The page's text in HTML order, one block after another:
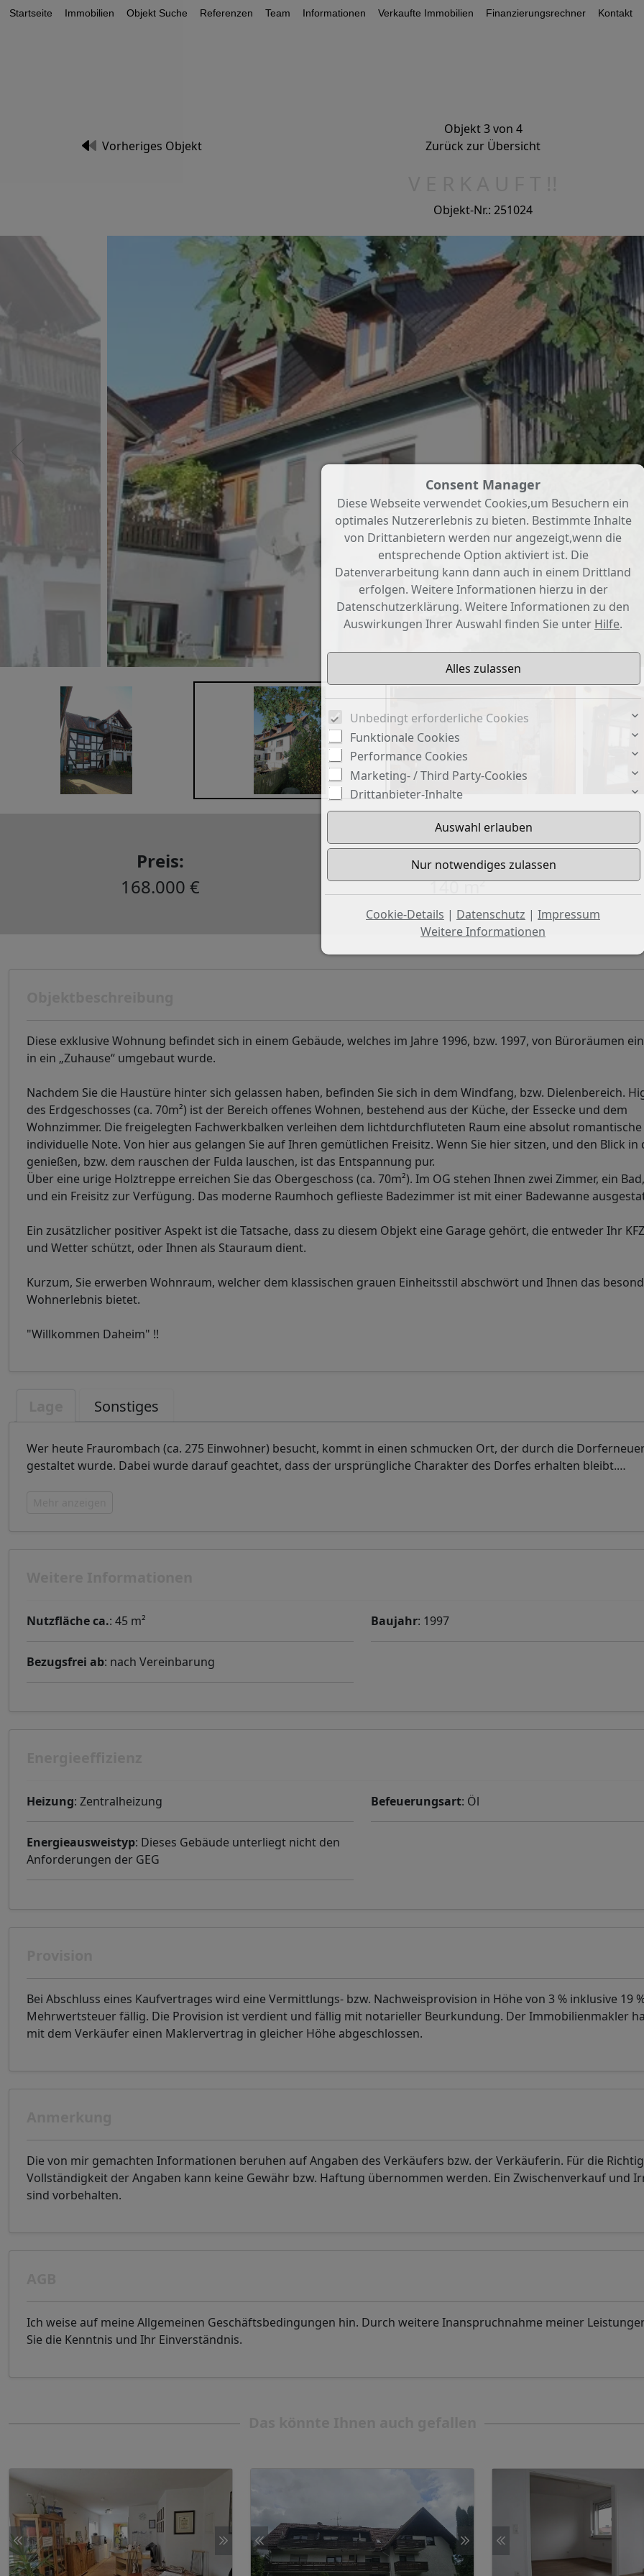
Startseite Immobilien Objekt Suche Referenzen Team Informationen Verkaufte Immobilien Finanzierungsrechner Kontakt
Objekt 3 von 4
Vorheriges Objekt Zurück zur Übersicht
Objekt-Nr.: 251024
Preis:
168.000 €
Wohnfläche ca.:
140 m²
Diese exklusive Wohnung befindet sich in einem Gebäude, welches im Jahre 1996, bzw. 1997, von Büroräumen
in ein „Zuhause“ umgebaut wurde.
Nachdem Sie die Haustüre hinter sich gelassen haben, befinden Sie sich in dem Windfang, bzw. Dielenbereich.
des Erdgeschosses (ca. 70m²) ist der Bereich offenes Wohnen, bestehend aus der Küche, der Essecke und dem
Wohnzimmer. Die freigelegten Fachwerkbalken verleihen dem lichtdurchfluteten Raum eine absolut
individuelle Note. Von hier aus gelangen Sie auf Ihren gemütlichen Freisitz. Wenn Sie hier sitzen, und den Blick in
genießen, bzw. dem rauschen der Fulda lauschen, ist das Entspannung pur.
Über eine urige Holztreppe erreichen Sie das Obergeschoss (ca. 70m²). Im OG stehen Ihnen zwei Zimmer, ein
und ein Freisitz zur Verfügung. Das moderne Raumhoch geflieste Badezimmer ist mit einer Badewanne
Ein zusätzlicher positiver Aspekt ist die Tatsache, dass zu diesem Objekt eine Garage gehört, die entweder Ihr
und Wetter schützt, oder Ihnen als Stauraum dient.
Kurzum, Sie erwerben Wohnraum, welcher dem klassischen grauen Einheitsstil abschwört und Ihnen das
Wohnerlebnis bietet.
"Willkommen Daheim" !!
Sonstiges
Wer heute Fraurombach (ca. 275 Einwohner) besucht, kommt in einen schmucken Ort, der durch die
gestaltet wurde. Dabei wurde darauf geachtet, dass der ursprüngliche Charakter des Dorfes erhalten bleibt.…
Nutzfläche ca.: 45 m² Baujahr: 1997
Bezugsfrei ab: nach Vereinbarung
Heizung: Zentralheizung Befeuerungsart: Öl
Energieausweistyp: Dieses Gebäude unterliegt nicht den
Anforderungen der GEG
Bei Abschluss eines Kaufvertrages wird eine Vermittlungs- bzw. Nachweisprovision in Höhe von 3 % inklusive 19
Mehrwertsteuer fällig. Die Provision ist verdient und fällig mit notarieller Beurkundung. Der Immobilienmakler
mit dem Verkäufer einen Maklervertrag in gleicher Höhe abgeschlossen.
Die von mir gemachten Informationen beruhen auf Angaben des Verkäufers bzw. der Verkäuferin. Für die
Vollständigkeit der Angaben kann keine Gewähr bzw. Haftung übernommen werden. Ein Zwischenverkauf und
sind vorbehalten.
Ich weise auf meine Allgemeinen Geschäftsbedingungen hin. Durch weitere Inanspruchnahme meiner
Sie die Kenntnis und Ihr Einverständnis.
Consent Manager
Diese Webseite verwendet Cookies,um Besuchern ein
optimales Nutzererlebnis zu bieten. Bestimmte Inhalte
von Drittanbietern werden nur angezeigt,wenn die
entsprechende Option aktiviert ist. Die
Datenverarbeitung kann dann auch in einem Drittland
erfolgen. Weitere Informationen hierzu in der
Datenschutzerklärung. Weitere Informationen zu den
Auswirkungen Ihrer Auswahl finden Sie unter Hilfe.
Unbedingt erforderliche Cookies
Funktionale Cookies
Performance Cookies
Marketing- / Third Party-Cookies
Drittanbieter-Inhalte
Cookie-Details | Datenschutz | Impressum
Weitere Informationen